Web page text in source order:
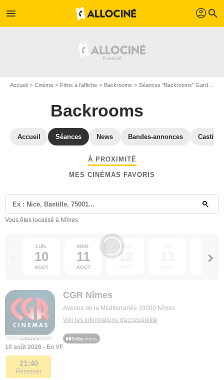
menu profil search
Accueil Cinéma Films à l'affiche Backrooms Séances "Backrooms" Gard
Backrooms
Accueil Séances News Bandes-annonces Casting
À PROXIMITÉ
MES CINÉMAS FAVORIS
Vous êtes localisé à Nîmes
LUN.
10
AOÛT
MAR.
11
AOÛT
12 14
CGR Nîmes
Avenue de la Méditerranée 30000 Nîmes
Voir les informations d'accessibilité
10 août 2026 - En VF
21:40
Réserver